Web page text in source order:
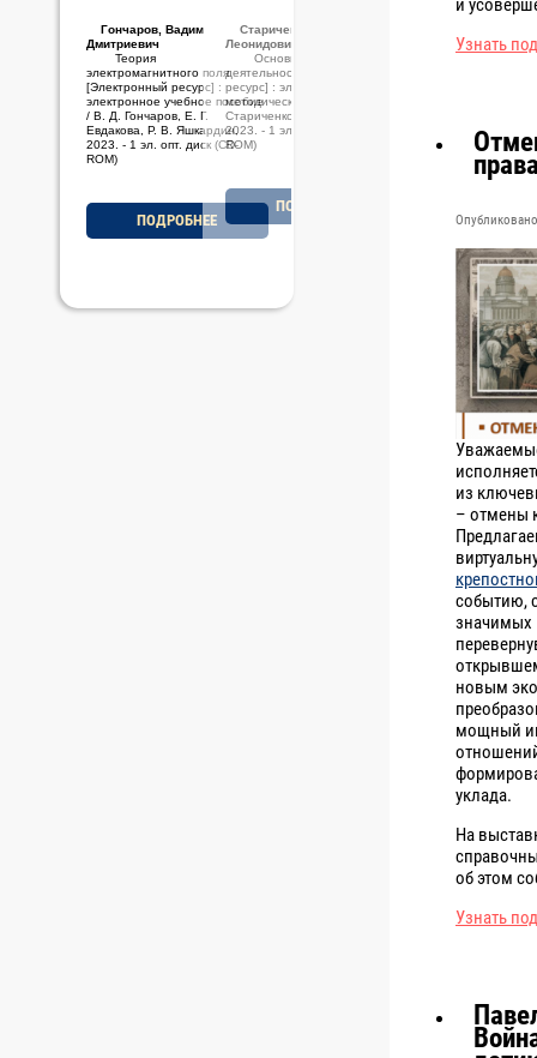
Гончаров, Вадим
Дмитриевич
Теория
электромагнитного поля
[Электронный ресурс] :
электронное учебное пособие
/ В. Д. Гончаров, Е. Г.
Евдакова, Р. В. Яшкардин,
2023. - 1 эл. опт. диск (CD-
ROM)
ПОДРОБНЕЕ
Стариченков, Алексей
Леонидович
Основы проектной
деятельности [Электронный
ресурс] : электронное учебно-
методическое пособие / А. Л.
Стариченков, М. Ф. Савельев,
2023. - 1 эл. опт. диск (CD-
ROM)
ПОДРОБНЕЕ
и
Узнать
из
– отмены
событию,
значимых
новым
мощный
уклада.
На
об этом
Узнать